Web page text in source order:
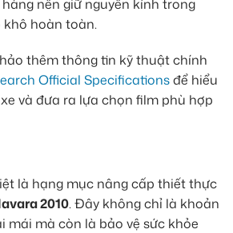
nên giữ nguyên kính trong
khô hoàn toàn.
thêm thông tin kỹ thuật chính
Official Specificationsđể hiểu
và đưa ra lựa chọn film phù hợp
là hạng mục nâng cấp thiết thực
2010. Đây không chỉ là khoản
mái mà còn là bảo vệ sức khỏe